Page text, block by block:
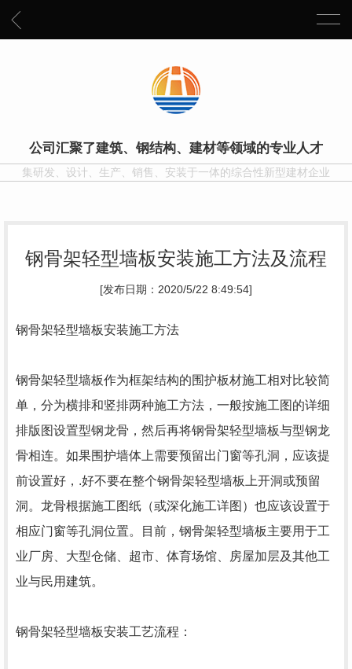
公司汇聚了建筑、钢结构、建材等领域的专业人才
集研发、设计、生产、销售、安装于一体的综合性新型建材企业
钢骨架轻型墙板安装施工方法及流程
[发布日期：2020/5/22 8:49:54]
钢骨架轻型墙板安装施工方法
钢骨架轻型墙板作为框架结构的围护板材施工相对比较简
单，分为横排和竖排两种施工方法，一般按施工图的详细
排版图设置型钢龙骨，然后再将钢骨架轻型墙板与型钢龙
骨相连。如果围护墙体上需要预留出门窗等孔洞，应该提
前设置好，.好不要在整个钢骨架轻型墙板上开洞或预留
洞。龙骨根据施工图纸（或深化施工详图）也应该设置于
相应门窗等孔洞位置。目前，钢骨架轻型墙板主要用于工
业厂房、大型仓储、超市、体育场馆、房屋加层及其他工
业与民用建筑。
钢骨架轻型墙板安装工艺流程：